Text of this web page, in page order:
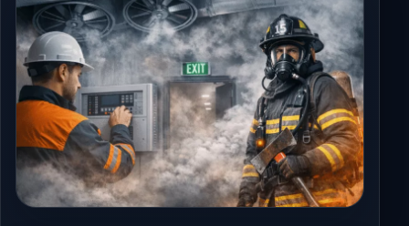
Назрань
Нальчик
Новороссийск
Пятигорск
Ростов-на-Дону
Севастополь
Симферополь
Сочи